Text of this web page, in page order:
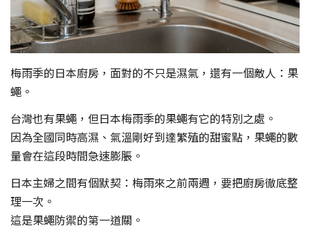
梅雨季的日本廚房，面對的不只是濕氣，還有一個敵人：果
蠅。
台灣也有果蠅，但日本梅雨季的果蠅有它的特別之處。
因為全國同時高濕、氣溫剛好到達繁殖的甜蜜點，果蠅的數
量會在這段時間急速膨脹。
日本主婦之間有個默契：梅雨來之前兩週，要把廚房徹底整
理一次。
這是果蠅防禦的第一道關。